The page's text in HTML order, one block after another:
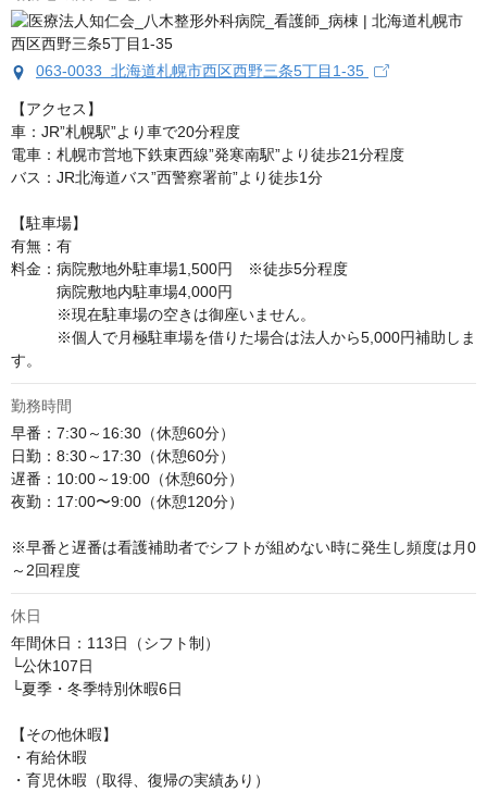
063-0033 北海道札幌市西区西野三条5丁目1-35
【アクセス】
車：JR”札幌駅”より車で20分程度
電車：札幌市営地下鉄東西線”発寒南駅”より徒歩21分程度
バス：JR北海道バス”西警察署前”より徒歩1分
【駐車場】
有無：有
料金：病院敷地外駐車場1,500円　※徒歩5分程度
病院敷地内駐車場4,000円
※現在駐車場の空きは御座いません。
※個人で月極駐車場を借りた場合は法人から5,000円補助しま
す。
勤務時間
早番：7:30～16:30（休憩60分）
日勤：8:30～17:30（休憩60分）
遅番：10:00～19:00（休憩60分）
夜勤：17:00〜9:00（休憩120分）
※早番と遅番は看護補助者でシフトが組めない時に発生し頻度は月0
～2回程度
休日
年間休日：113日（シフト制）
└公休107日
└夏季・冬季特別休暇6日
【その他休暇】
・有給休暇
・育児休暇（取得、復帰の実績あり）